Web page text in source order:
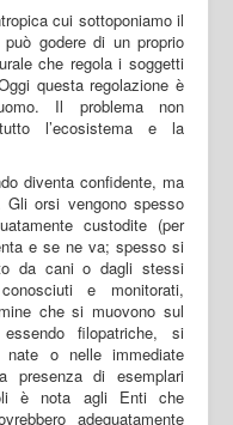
cui sottoponiamo il
godere di un proprio
che regola i soggetti
questa regolazione è
Il problema non
l’ecosistema e la
diventa confidente, ma
orsi vengono spesso
custodite (per
e se ne va; spesso si
da cani o dagli stessi
e monitorati,
che si muovono sul
filopatriche, si
nate o nelle immediate
presenza di esemplari
è nota agli Enti che
adeguatamente